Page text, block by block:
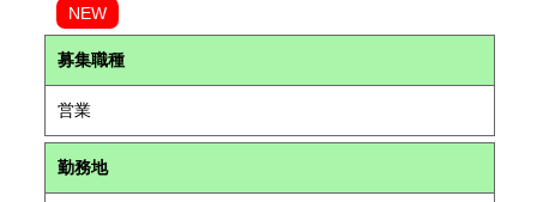
NEW
募集職種
営業
勤務地